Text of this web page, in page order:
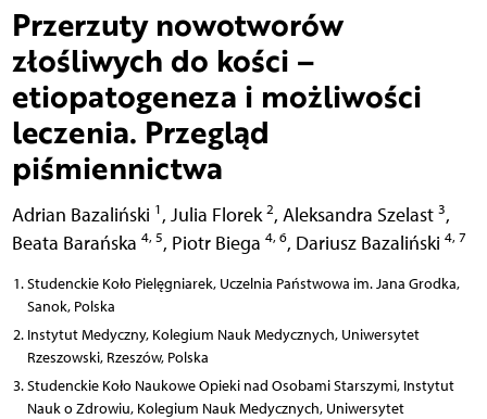
Przerzuty nowotworów
złośliwych do kości –
etiopatogeneza i możliwości
leczenia. Przegląd
piśmiennictwa
Adrian Bazaliński 1 , Julia Florek 2, Aleksandra Szelast 3,
Beata Barańska 4, 5, Piotr Biega 4, 6, Dariusz Bazaliński 4, 7
Studenckie Koło Pielęgniarek, Uczelnia Państwowa im. Jana Grodka,
Sanok, Polska
Instytut Medyczny, Kolegium Nauk Medycznych, Uniwersytet
Rzeszowski, Rzeszów, Polska
Studenckie Koło Naukowe Opieki nad Osobami Starszymi, Instytut
Nauk o Zdrowiu, Kolegium Nauk Medycznych, Uniwersytet